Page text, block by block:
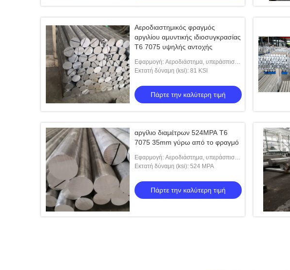
Αεροδιαστημικός φραγμός
αργιλίου αμυντικής ιδιοσυγκρασίας
T6 7075 υψηλής αντοχής
Εφαρμογή: Αεροδιάστημα, υπεράσπιση,
άξονες, εργαλεία
Εκτατή δύναμη (ksi): 81 KSI
Πάρτε την καλύτερη τιμή
αργίλιο διαμέτρων 524MPA T6
7075 35mm γύρω από το φραγμό
Εφαρμογή: Αεροδιάστημα, υπεράσπιση,
άξονες, εργαλεία
Εκτατή δύναμη (ksi): 524 MPA
Πάρτε την καλύτερη τιμή